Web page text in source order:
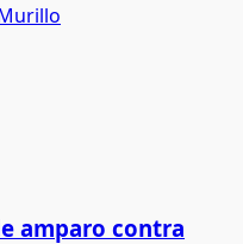
amparo contra